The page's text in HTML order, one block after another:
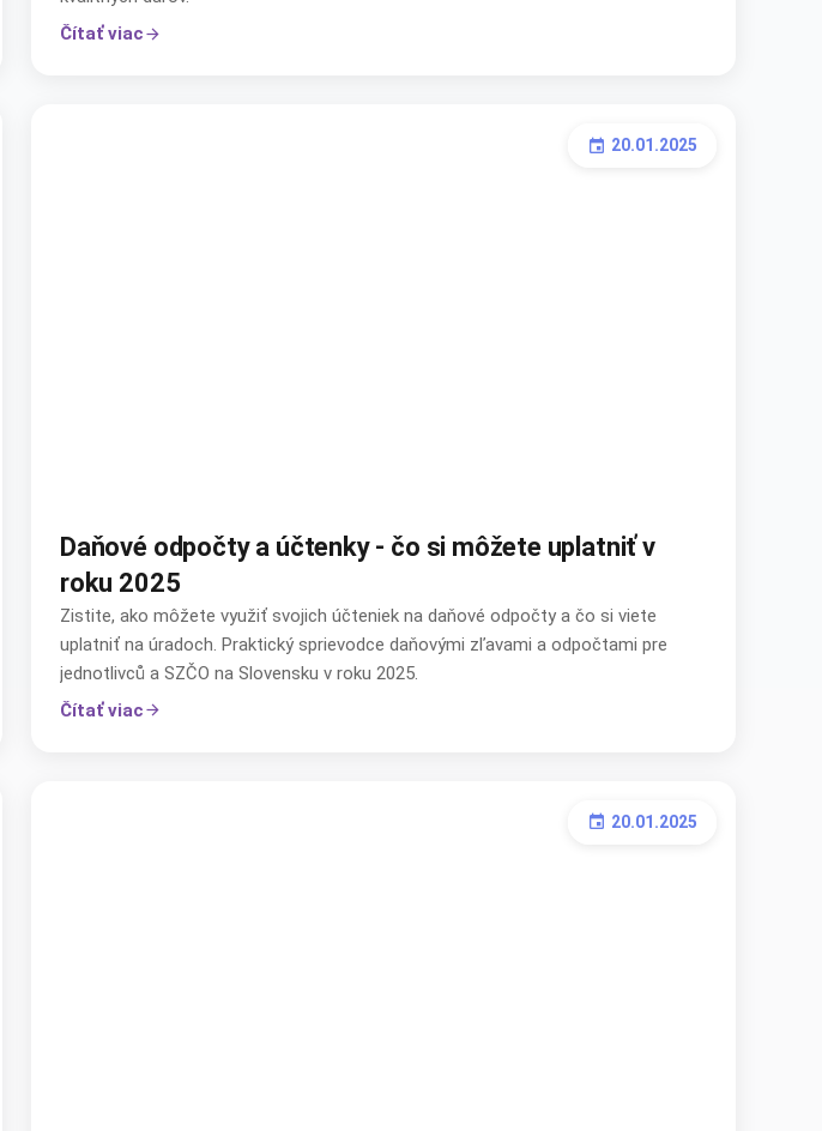
Čítať viac arrow_forward
event 20.01.2025
Daňové odpočty a účtenky - čo si môžete uplatniť v
roku 2025
Zistite, ako môžete využiť svojich účteniek na daňové odpočty a čo si viete
uplatniť na úradoch. Praktický sprievodce daňovými zľavami a odpočtami pre
jednotlivců a SZČO na Slovensku v roku 2025.
Čítať viac arrow_forward
event 20.01.2025